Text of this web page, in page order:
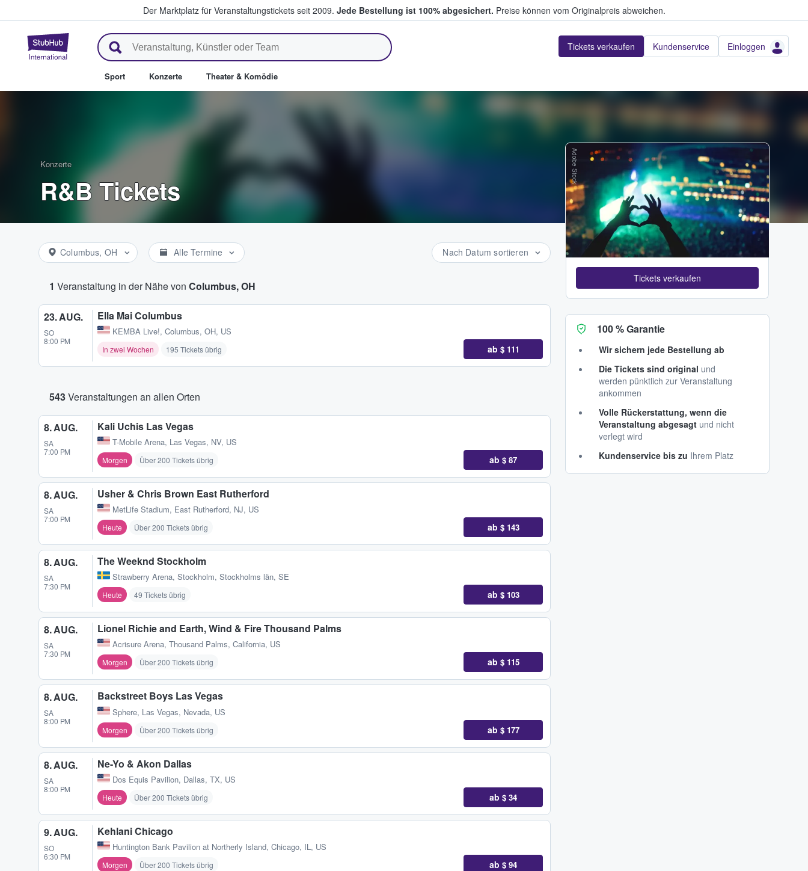
Der Marktplatz für Veranstaltungstickets seit 2009. Jede Bestellung ist 100% abgesichert. Preise können vom Originalpreis abweichen.
StubHub - Wo Fans Tickets kaufen & verkaufen Tickets verkaufen Kundenservice Einloggen
Sport Konzerte Theater & Komödie
Konzerte
R&B Tickets
Columbus, OH Alle Termine Nach Datum sortieren
1 Veranstaltung in der Nähe von Columbus, OH
23. AUG.
SO
8:00 PM
Ella Mai Columbus
KEMBA Live!, Columbus, OH, US
In zwei Wochen 195 Tickets übrig ab $ 111
543Veranstaltungen an allen Orten
8. AUG.
SA
7:00 PM
Kali Uchis Las Vegas
T-Mobile Arena, Las Vegas, NV, US
Morgen Über 200 Tickets übrig ab $ 87
8. AUG.
SA
7:00 PM
Usher & Chris Brown East Rutherford
MetLife Stadium, East Rutherford, NJ, US
Heute Über 200 Tickets übrig ab $ 143
8. AUG.
SA
7:30 PM
The Weeknd Stockholm
Strawberry Arena, Stockholm, Stockholms län, SE
Heute 49 Tickets übrig ab $ 103
8. AUG.
SA
7:30 PM
Lionel Richie and Earth, Wind & Fire Thousand Palms
Acrisure Arena, Thousand Palms, California, US
Morgen Über 200 Tickets übrig ab $ 115
8. AUG.
SA
8:00 PM
Backstreet Boys Las Vegas
Sphere, Las Vegas, Nevada, US
Morgen Über 200 Tickets übrig ab $ 177
8. AUG.
SA
8:00 PM
Ne-Yo & Akon Dallas
Dos Equis Pavilion, Dallas, TX, US
Heute Über 200 Tickets übrig ab $ 34
9. AUG.
SO
6:30 PM
Kehlani Chicago
Huntington Bank Pavilion at Northerly Island, Chicago, IL, US
Morgen Über 200 Tickets übrig ab $ 94
Adobe Stock
Tickets verkaufen
100 % Garantie
Wir sichern jede Bestellung ab
Die Tickets sind original und
werden pünktlich zur Veranstaltung
ankommen
Volle Rückerstattung, wenn die
Veranstaltung abgesagt und nicht
verlegt wird
Kundenservice bis zu Ihrem Platz